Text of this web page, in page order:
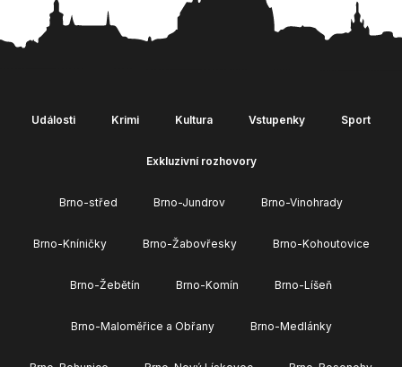
Události Krimi Kultura Vstupenky Sport
Exkluzivní rozhovory
Brno-střed Brno-Jundrov Brno-Vinohrady
Brno-Kníničky Brno-Žabovřesky Brno-Kohoutovice
Brno-Žebětín Brno-Komín Brno-Líšeň
Brno-Maloměřice a Obřany Brno-Medlánky